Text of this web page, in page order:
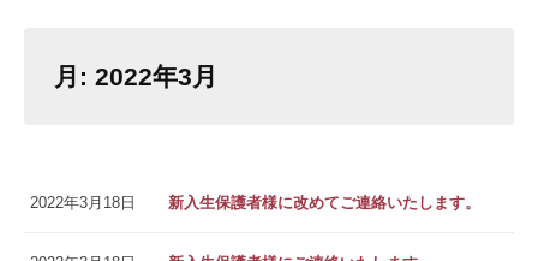
月: 2022年3月
2022年3月18日 新入生保護者様に改めてご連絡いたします。